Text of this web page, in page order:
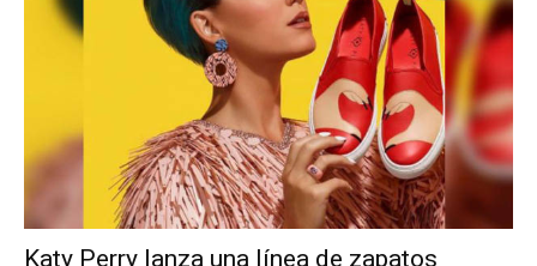
Katy Perry lanza una línea de zapatos